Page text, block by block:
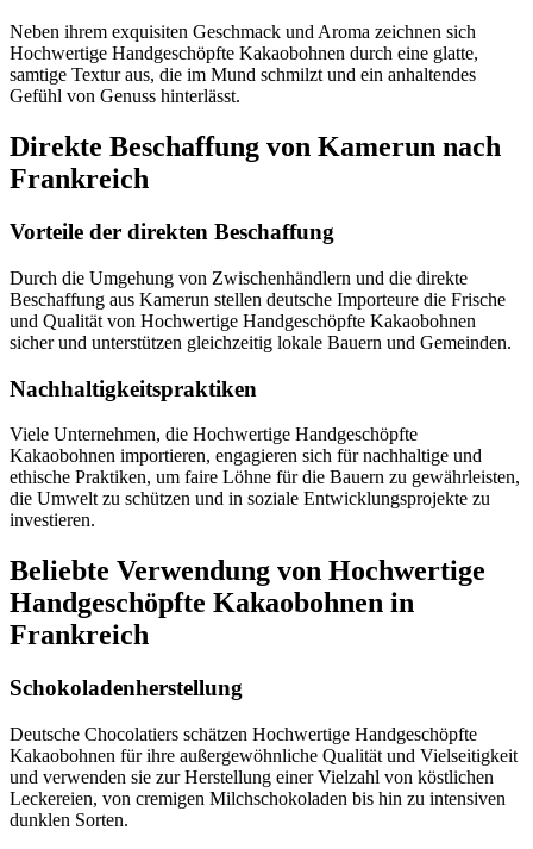
Neben ihrem exquisiten Geschmack und Aroma zeichnen sich
Hochwertige Handgeschöpfte Kakaobohnen durch eine glatte,
samtige Textur aus, die im Mund schmilzt und ein anhaltendes
Gefühl von Genuss hinterlässt.
Direkte Beschaffung von Kamerun nach
Frankreich
Vorteile der direkten Beschaffung
Durch die Umgehung von Zwischenhändlern und die direkte
Beschaffung aus Kamerun stellen deutsche Importeure die Frische
und Qualität von Hochwertige Handgeschöpfte Kakaobohnen
sicher und unterstützen gleichzeitig lokale Bauern und Gemeinden.
Nachhaltigkeitspraktiken
Viele Unternehmen, die Hochwertige Handgeschöpfte
Kakaobohnen importieren, engagieren sich für nachhaltige und
ethische Praktiken, um faire Löhne für die Bauern zu gewährleisten,
die Umwelt zu schützen und in soziale Entwicklungsprojekte zu
investieren.
Beliebte Verwendung von Hochwertige
Handgeschöpfte Kakaobohnen in
Frankreich
Schokoladenherstellung
Deutsche Chocolatiers schätzen Hochwertige Handgeschöpfte
Kakaobohnen für ihre außergewöhnliche Qualität und Vielseitigkeit
und verwenden sie zur Herstellung einer Vielzahl von köstlichen
Leckereien, von cremigen Milchschokoladen bis hin zu intensiven
dunklen Sorten.